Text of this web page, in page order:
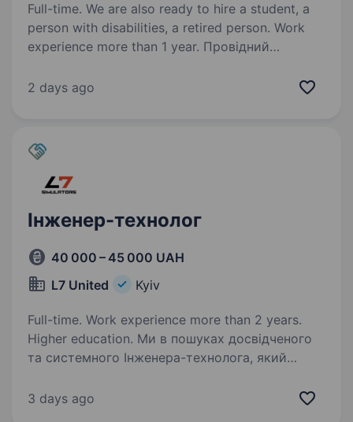
Full-time. We are also ready to hire a student, a
person with disabilities, a retired person. Work
experience more than 1 year. Провідний
у сфері інформаційних технологій компанія
з навісного монтажу та монтажу
на друкованих…
2 days ago
Інженер-технолог
40 000 – 45 000 UAH
L7 United
Kyiv
Full-time. Work experience more than 2 years.
Higher education. Ми в пошуках досвідченого
та системного Інженера-технолога, який
забезпечення. Ключова роль посади —
3 days ago